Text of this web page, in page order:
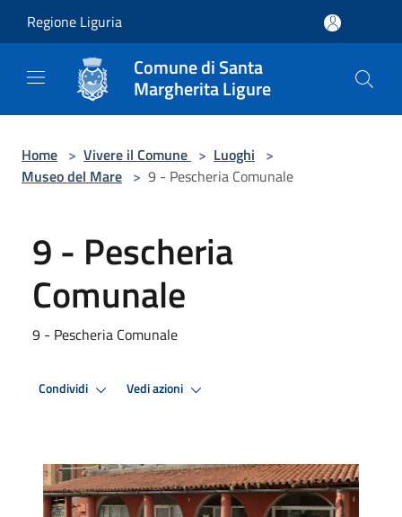
Regione Liguria
Comune di Santa
Margherita Ligure
Home > Vivere il Comune > Luoghi >
Museo del Mare > 9 - Pescheria Comunale
9 - Pescheria
Comunale
9 - Pescheria Comunale
Condividi Vedi azioni